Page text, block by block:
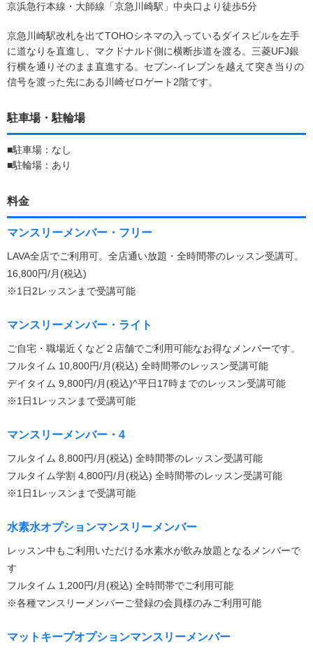
京浜急行本線・大師線「京急川崎駅」中央口より徒歩5分
京急川崎駅改札を出てTOHOシネマの入っているダイスビルを左手
に道なりを直進し、マクドナルド側に横断歩道を渡る。三菱UFJ銀
行横を通りそのまま直進する。セブン‐イレブンを越えて突き当りの
信号を渡った先にある川崎ゼロゲート2階です。
駐車場・駐輪場
■駐車場：なし
■駐輪場：あり
料金
マンスリーメンバー・フリー
LAVA全店でご利用可。全店通い放題・全時間帯のレッスン受講可。
16,800円/月(税込)
※1日2レッスンまで受講可能
マンスリーメンバー・ライト
ご自宅・職場近くなど２店舗でご利用可能なお得なメンバーです。
フルタイム 10,800円/月(税込) 全時間帯のレッスン受講可能
デイタイム 9,800円/月(税込)^平日17時までのレッスン受講可能
※1日1レッスンまで受講可能
マンスリーメンバー・4
フルタイム 8,800円/月(税込) 全時間帯のレッスン受講可能
フルタイム学割 4,800円/月(税込) 全時間帯のレッスン受講可能
※1日1レッスンまで受講可能
水素水オプションマンスリーメンバー
レッスン中もご利用いただける水素水が飲み放題となるメンバーで
す
フルタイム 1,200円/月(税込) 全時間帯でご利用可能
※各種マンスリーメンバーご登録の会員様のみご利用可能
マットキープオプションマンスリーメンバー